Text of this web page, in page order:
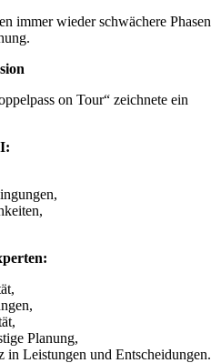
immer wieder schwächere Phasen
on Tour“ zeichnete ein
Planung,
in Leistungen und Entscheidungen.